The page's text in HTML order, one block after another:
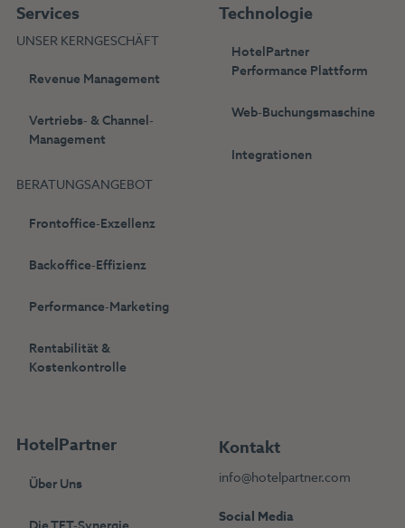
Services
UNSER KERNGESCHÄFT
Revenue Management
Vertriebs- & Channel-
Management
BERATUNGSANGEBOT
Frontoffice-Exzellenz
Backoffice-Effizienz
Performance-Marketing
Rentabilität &
Kostenkontrolle
Technologie
HotelPartner
Performance Plattform
Web-Buchungsmaschine
Integrationen
HotelPartner
Über Uns
Kontakt
info@hotelpartner.com
Social Media